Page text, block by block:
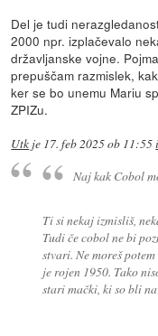
Del je tudi
2000 npr. izplačevalo
državljanske vojne.
prepuščam razmislek,
ker se bo unemu Mariu
ZPIZu.
Utk je 17. feb 2025 ob 11:55
Naj kak Cobol
Ti si nekaj izmisliš,
Tudi če cobol ne bi
stvari. Ne moreš
je rojen 1950. Tako
stari mački, ki so bli